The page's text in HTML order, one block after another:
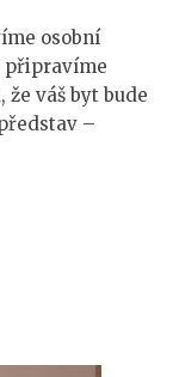
osobní
připravíme
váš byt bude
–